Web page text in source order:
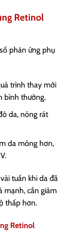
Retinol
phản ứng phụ
trình thay mới
bình thường.
da, nóng rát
da mỏng hơn,
tuần khi da đã
mạnh, cần giảm
thấp hơn.
Retinol